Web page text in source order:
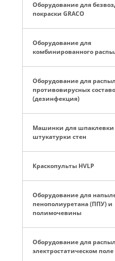
Оборудование для
покраски GRACO
Оборудование для
комбинированного
Оборудование для
противовирусных
(дезинфекция)
Машинки для шпаклевки
штукатурки стен
Краскопульты HVLP
Оборудование для
пенополиуретана (ППУ) и
полимочевины
Оборудование для
электростатическом поле